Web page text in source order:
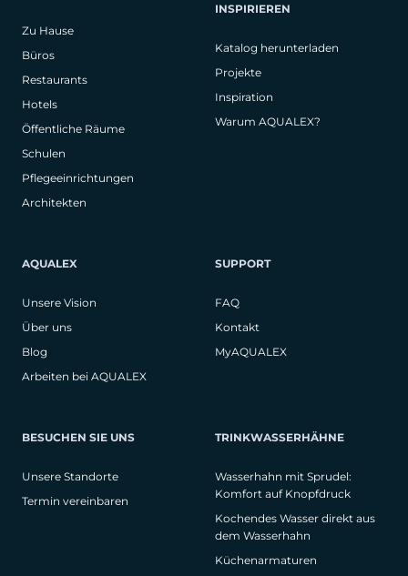
Zu Hause
Büros
Restaurants
Hotels
Öffentliche Räume
Schulen
Pflegeeinrichtungen
Architekten
INSPIRIEREN
Katalog herunterladen
Projekte
Inspiration
Warum AQUALEX?
AQUALEX
Unsere Vision
Über uns
Blog
Arbeiten bei AQUALEX
SUPPORT
FAQ
Kontakt
MyAQUALEX
BESUCHEN SIE UNS
Unsere Standorte
Termin vereinbaren
TRINKWASSERHÄHNE
Wasserhahn mit Sprudel:
Komfort auf Knopfdruck
Kochendes Wasser direkt aus
dem Wasserhahn
Küchenarmaturen